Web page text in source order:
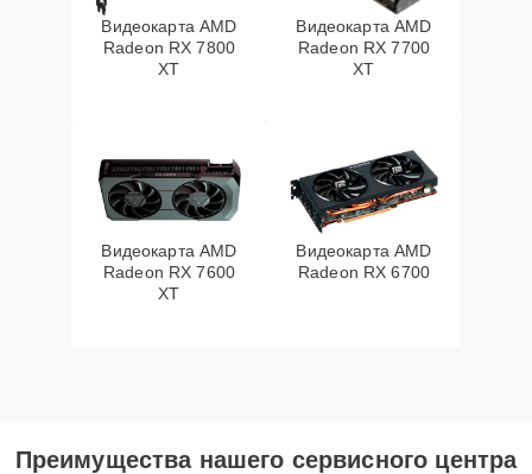
Видеокарта AMD
Radeon RX 7800
XT
Видеокарта AMD
Radeon RX 7700
XT
Видеокарта AMD
Radeon RX 7600
XT
Видеокарта AMD
Radeon RX 6700
Преимущества нашего сервисного центра